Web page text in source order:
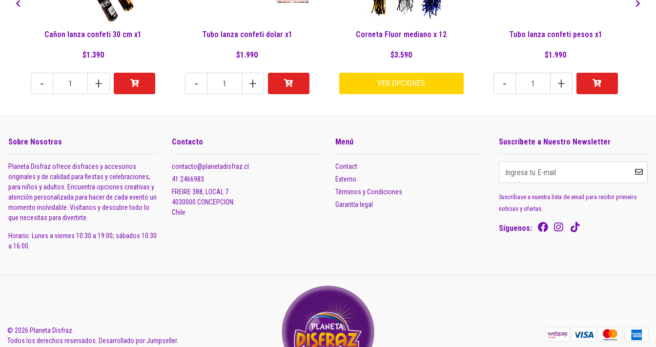
Cañon lanza confeti 30 cm x1
$1.390
- +
Tubo lanza confeti dolar x1
$1.990
- +
Corneta Fluor mediano x 12
$3.590
VER OPCIONES
Tubo lanza confeti pesos x1
$1.990
- +
Sobre Nosotros
Planeta Disfraz ofrece disfraces y accesorios
originales y de calidad para fiestas y celebraciones,
para niños y adultos. Encuentra opciones creativas y
atención personalizada para hacer de cada evento un
momento inolvidable. Visítanos y descubre todo lo
que necesitas para divertirte.
Horario: Lunes a viernes 10:30 a 19:00; sábados 10:30
a 16:00.
Contacto
contacto@planetadisfraz.cl
41 2466983
FREIRE 388, LOCAL 7
4030000 CONCEPCION:
Chile
Menú
Contact
Externo
Términos y Condiciones
Garantía legal
Suscríbete a Nuestro Newsletter
Suscríbase a nuestra lista de email para recibir primeiro
noticias y ofertas.
Síguenos:
© 2026 Planeta Disfraz.
Todos los derechos reservados. Desarrollado por Jumpseller.